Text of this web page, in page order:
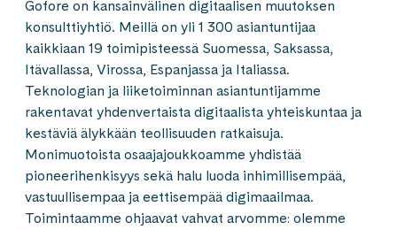
Gofore on kansainvälinen digitaalisen muutoksen
konsulttiyhtiö. Meillä on yli 1 300 asiantuntijaa
kaikkiaan 19 toimipisteessä Suomessa, Saksassa,
Itävallassa, Virossa, Espanjassa ja Italiassa.
Teknologian ja liiketoiminnan asiantuntijamme
rakentavat yhdenvertaista digitaalista yhteiskuntaa ja
kestäviä älykkään teollisuuden ratkaisuja.
Monimuotoista osaajajoukkoamme yhdistää
pioneerihenkisyys sekä halu luoda inhimillisempää,
vastuullisempaa ja eettisempää digimaailmaa.
Toimintaamme ohjaavat vahvat arvomme: olemme